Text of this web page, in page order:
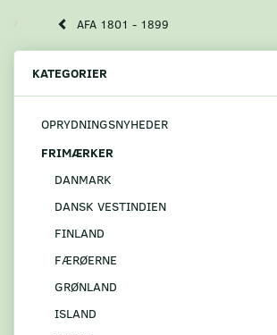
AFA 1801 - 1899
KATEGORIER
OPRYDNINGSNYHEDER
FRIMÆRKER
DANMARK
DANSK VESTINDIEN
FINLAND
FÆRØERNE
GRØNLAND
ISLAND